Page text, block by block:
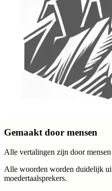
Gemaakt door mensen
Alle vertalingen zijn door
Alle woorden worden duidelijk
moedertaalsprekers.